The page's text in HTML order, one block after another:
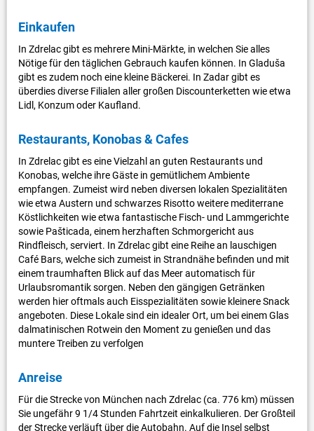
Einkaufen
In Zdrelac gibt es mehrere Mini-Märkte, in welchen Sie alles
Nötige für den täglichen Gebrauch kaufen können. In Gladuša
gibt es zudem noch eine kleine Bäckerei. In Zadar gibt es
überdies diverse Filialen aller großen Discounterketten wie etwa
Lidl, Konzum oder Kaufland.
Restaurants, Konobas & Cafes
In Zdrelac gibt es eine Vielzahl an guten Restaurants und
Konobas, welche ihre Gäste in gemütlichem Ambiente
empfangen. Zumeist wird neben diversen lokalen Spezialitäten
wie etwa Austern und schwarzes Risotto weitere mediterrane
Köstlichkeiten wie etwa fantastische Fisch- und Lammgerichte
sowie Pašticada, einem herzhaften Schmorgericht aus
Rindfleisch, serviert. In Zdrelac gibt eine Reihe an lauschigen
Café Bars, welche sich zumeist in Strandnähe befinden und mit
einem traumhaften Blick auf das Meer automatisch für
Urlaubsromantik sorgen. Neben den gängigen Getränken
werden hier oftmals auch Eisspezialitäten sowie kleinere Snack
angeboten. Diese Lokale sind ein idealer Ort, um bei einem Glas
dalmatinischen Rotwein den Moment zu genießen und das
muntere Treiben zu verfolgen
Anreise
Für die Strecke von München nach Zdrelac (ca. 776 km) müssen
Sie ungefähr 9 1/4 Stunden Fahrtzeit einkalkulieren. Der Großteil
der Strecke verläuft über die Autobahn. Auf die Insel selbst